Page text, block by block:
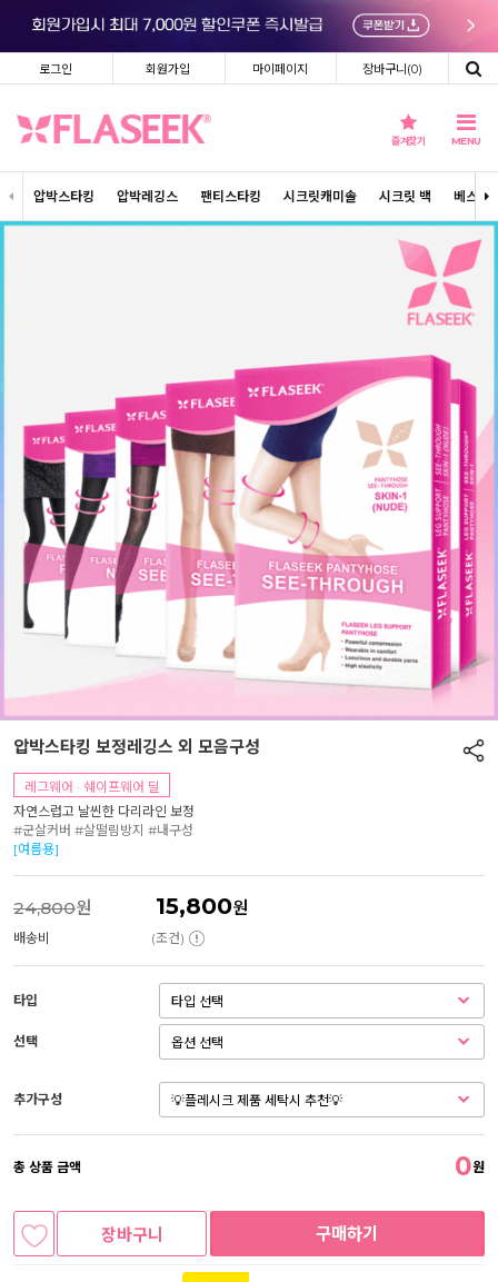
로그인 회원가입 마이페이지 장바구니(0)
즐겨찾기 MENU
압박스타킹 압박레깅스 팬티스타킹 시크릿캐미솔 시크릿 백 베스트
압박스타킹 보정레깅스 외 모음구성
레그웨어 · 쉐이프웨어 딜
자연스럽고 날씬한 다리라인 보정
#군살커버 #살떨림방지 #내구성
[여름용]
24,800원 15,800원
배송비 (조건)
타입
선택
추가구성
총 상품 금액 0원
장바구니 구매하기